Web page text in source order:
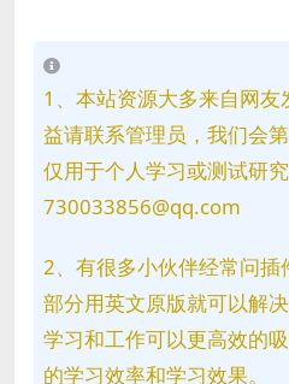
1、本站资源大多来自网友
益请联系管理员，我们会
仅用于个人学习或测试研
730033856@qq.com
2、有很多小伙伴经常问
部分用英文原版就可以解
学习和工作可以更高效的
的学习效率和学习效果。